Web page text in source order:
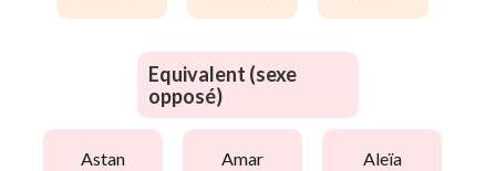
Equivalent (sexe
opposé)
astan amar aleïa